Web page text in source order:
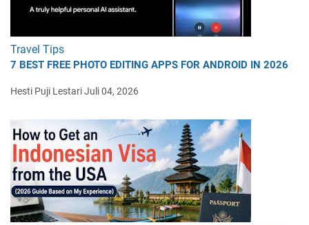
Travel Tips
7 BEST FREE PHOTO EDITING APPS FOR ANDROID IN 2026
Hesti Puji LestariJuli 04, 2026